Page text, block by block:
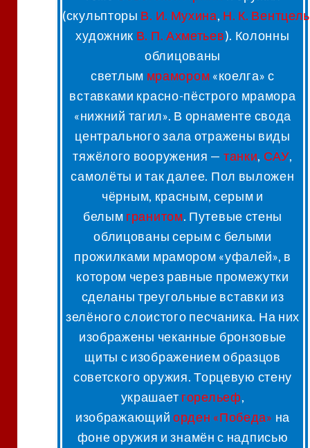
(скульпторы В. И. Мухина, Н. К. Вентцель
художник В. П. Ахметьев). Колонны
облицованы
светлым мрамором «коелга» с
вставками красно-пёстрого мрамора
«нижний тагил». В орнаменте свода
центрального зала отражены виды
тяжёлого вооружения — танки, САУ,
самолёты и так далее. Пол выложен
чёрным, красным, серым и
белым гранитом. Путевые стены
облицованы серым с белыми
прожилками мрамором «уфалей», в
котором через равные промежутки
сделаны треугольные вставки из
зелёного слоистого песчаника. На них
изображены чеканные бронзовые
щиты с изображением образцов
советского оружия. Торцевую стену
украшает горельеф,
изображающийорден «Победа» на
фоне оружия и знамён с надписью